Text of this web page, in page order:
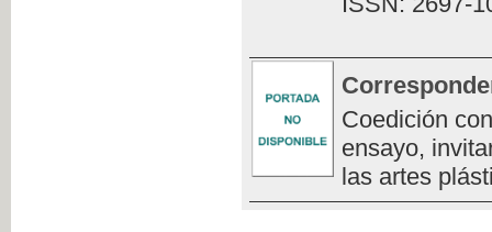
Coedición
ensayo,
las artes